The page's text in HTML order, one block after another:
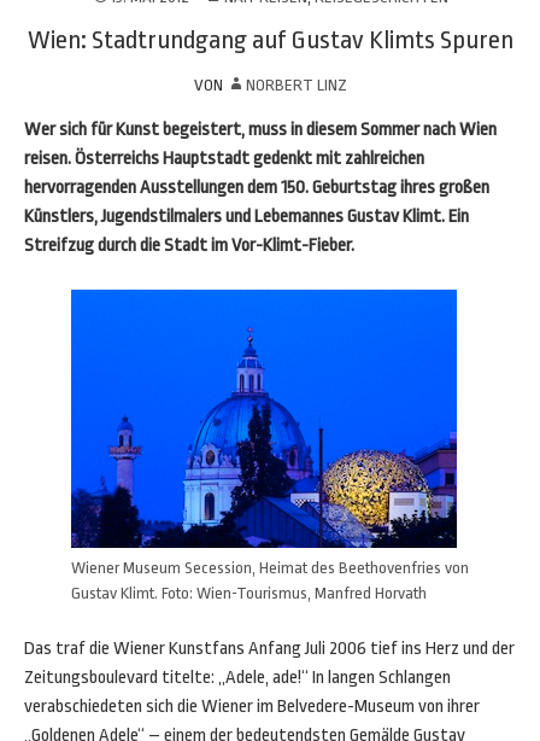
Wien: Stadtrundgang auf Gustav Klimts Spuren
VON NORBERT LINZ
Wer sich für Kunst begeistert, muss in diesem Sommer nach Wien
reisen. Österreichs Hauptstadt gedenkt mit zahlreichen
hervorragenden Ausstellungen dem 150. Geburtstag ihres großen
Künstlers, Jugendstilmalers und Lebemannes Gustav Klimt. Ein
Streifzug durch die Stadt im Vor-Klimt-Fieber.
Wiener Museum Secession, Heimat des Beethovenfries von
Gustav Klimt. Foto: Wien-Tourismus, Manfred Horvath
Das traf die Wiener Kunstfans Anfang Juli 2006 tief ins Herz und der
Zeitungsboulevard titelte: „Adele, ade!“ In langen Schlangen
verabschiedeten sich die Wiener im Belvedere-Museum von ihrer
„Goldenen Adele“ – einem der bedeutendsten Gemälde Gustav